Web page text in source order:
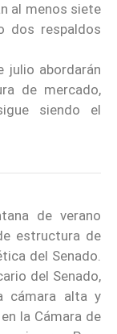
al menos siete
dos respaldos
julio abordarán
de mercado,
siendo el
de verano
estructura de
del Senado.
del Senado,
cámara alta y
la Cámara de